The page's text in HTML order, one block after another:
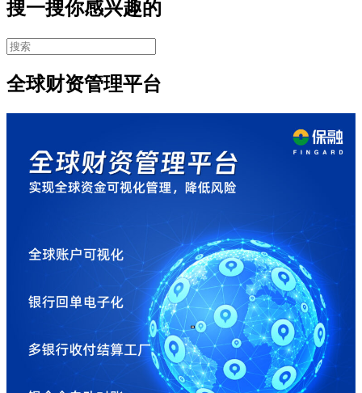
搜一搜你感兴趣的
全球财资管理平台